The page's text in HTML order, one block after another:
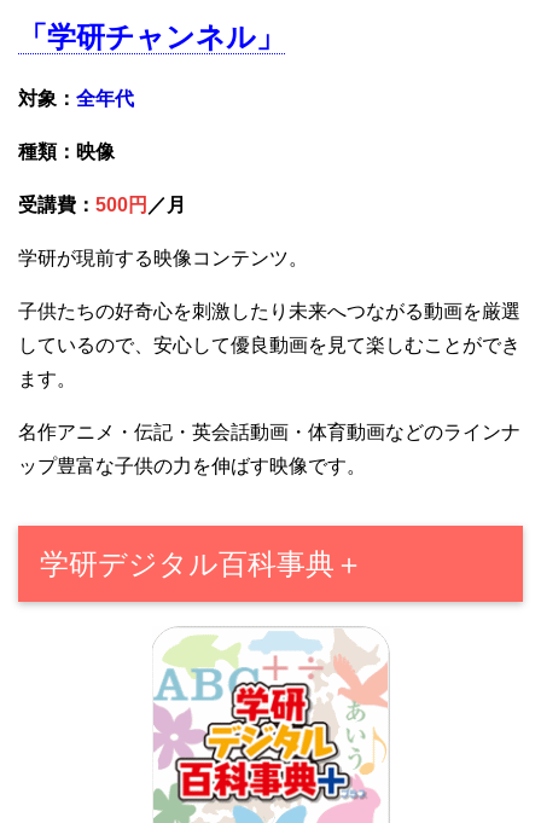
「学研チャンネル」
対象： 全年代
種類：映像
受講費： 500円 ／月
学研が現前する映像コンテンツ。
子供たちの好奇心を刺激したり未来へつながる動画を厳選
しているので、安心して優良動画を見て楽しむことができ
ます。
名作アニメ・伝記・英会話動画・体育動画などのラインナ
ップ豊富な子供の力を伸ばす映像です。
学研デジタル百科事典＋